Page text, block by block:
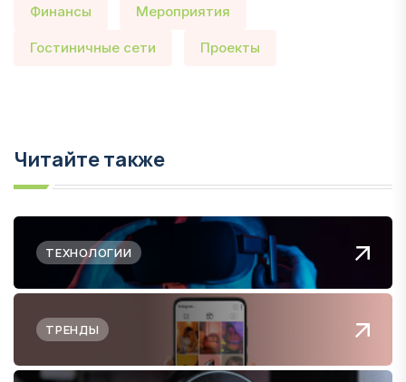
Финансы Мероприятия
Гостиничные сети Проекты
Читайте также
ТЕХНОЛОГИИ
ТРЕНДЫ